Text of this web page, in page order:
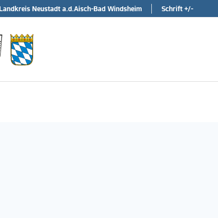
Neustadt a.d.Aisch-Bad Windsheim Schrift +/-